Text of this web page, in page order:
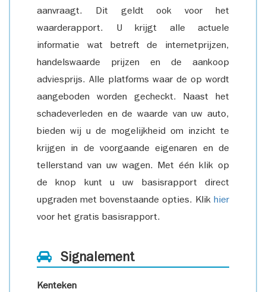
aanvraagt. Dit geldt ook voor het
waarderapport. U krijgt alle actuele
informatie wat betreft de internetprijzen,
handelswaarde prijzen en de aankoop
adviesprijs. Alle platforms waar de op wordt
aangeboden worden gecheckt. Naast het
schadeverleden en de waarde van uw auto,
bieden wij u de mogelijkheid om inzicht te
krijgen in de voorgaande eigenaren en de
tellerstand van uw wagen. Met één klik op
de knop kunt u uw basisrapport direct
upgraden met bovenstaande opties. Klik hier
voor het gratis basisrapport.
Signalement
Kenteken